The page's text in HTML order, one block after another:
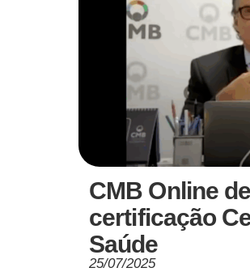
CMB Online
certificação
Saúde
25/07/2025